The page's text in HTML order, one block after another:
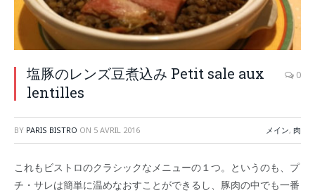
塩豚のレンズ豆煮込み Petit sale aux
lentilles
0
BY PARIS BISTRO ON 5 AVRIL 2016 メイン, 肉
これもビストロのクラシックなメニューの１つ。というのも、プ
チ・サレは簡単に温めなおすことができるし、豚肉の中でも一番